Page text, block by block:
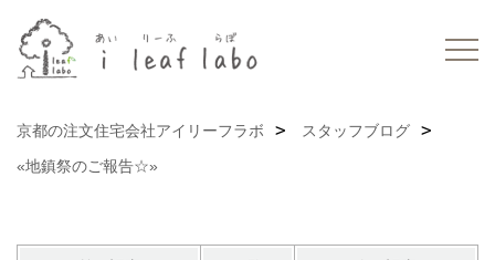
京都の注文住宅会社アイリーフラボ
スタッフブログ
«地鎮祭のご報告☆»